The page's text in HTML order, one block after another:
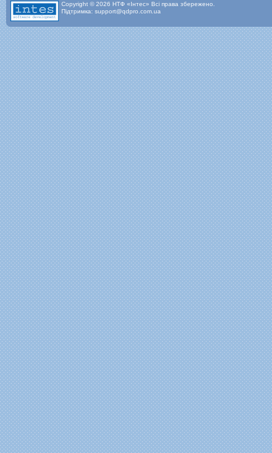
Copyright © 2026 НТФ «Інтес» Всі права збережено.
Підтримка: support@qdpro.com.ua